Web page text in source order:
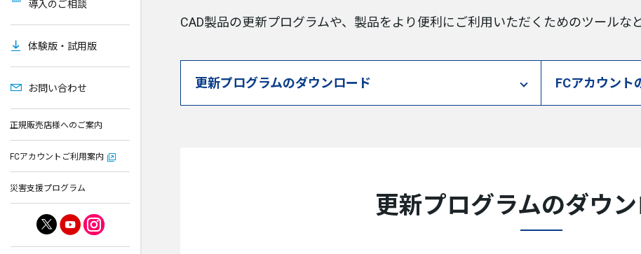
導入のご相談
体験版・試用版
お問い合わせ
正規販売店様へのご案内
FCアカウントご利用案内
災害支援プログラム
CAD製品の更新プログラムや、製品をより便利にご利用いただくためのツールな
更新プログラムのダウンロード FCアカウント
更新プログラムのダウ